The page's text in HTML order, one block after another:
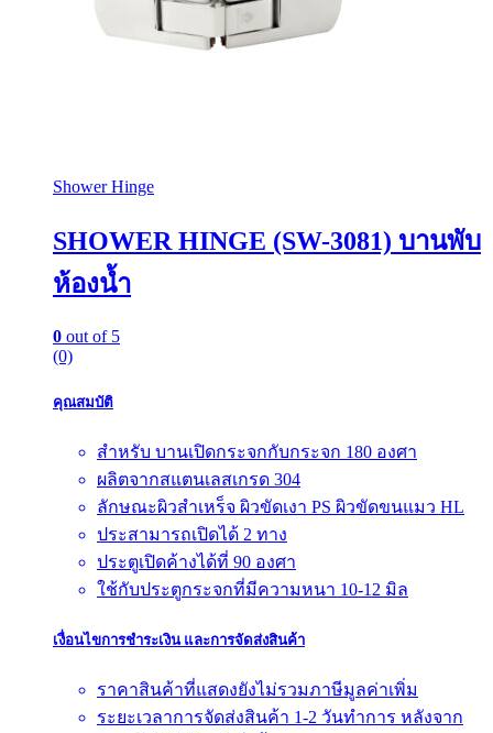
Shower Hinge
SHOWER HINGE (SW-3081) บานพับ
ห้องน้ำ
0 out of 5
(0)
คุณสมบัติ
สำหรับ บานเปิดกระจกกับกระจก 180 องศา
ผลิตจากสแตนเลสเกรด 304
ลักษณะผิวสำเหร็จ ผิวขัดเงา PS ผิวขัดขนแมว HL
ประสามารถเปิดได้ 2 ทาง
ประตูเปิดค้างได้ที่ 90 องศา
ใช้กับประตูกระจกที่มีความหนา 10-12 มิล
เงื่อนไขการชำระเงิน และการจัดส่งสินค้า
ราคาสินค้าที่แสดงยังไม่รวมภาษีมูลค่าเพิ่ม
ระยะเวลาการจัดส่งสินค้า 1-2 วันทำการ หลังจาก